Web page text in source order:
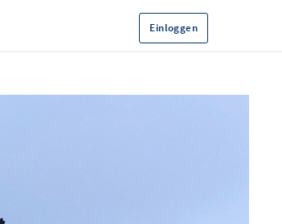
Einloggen